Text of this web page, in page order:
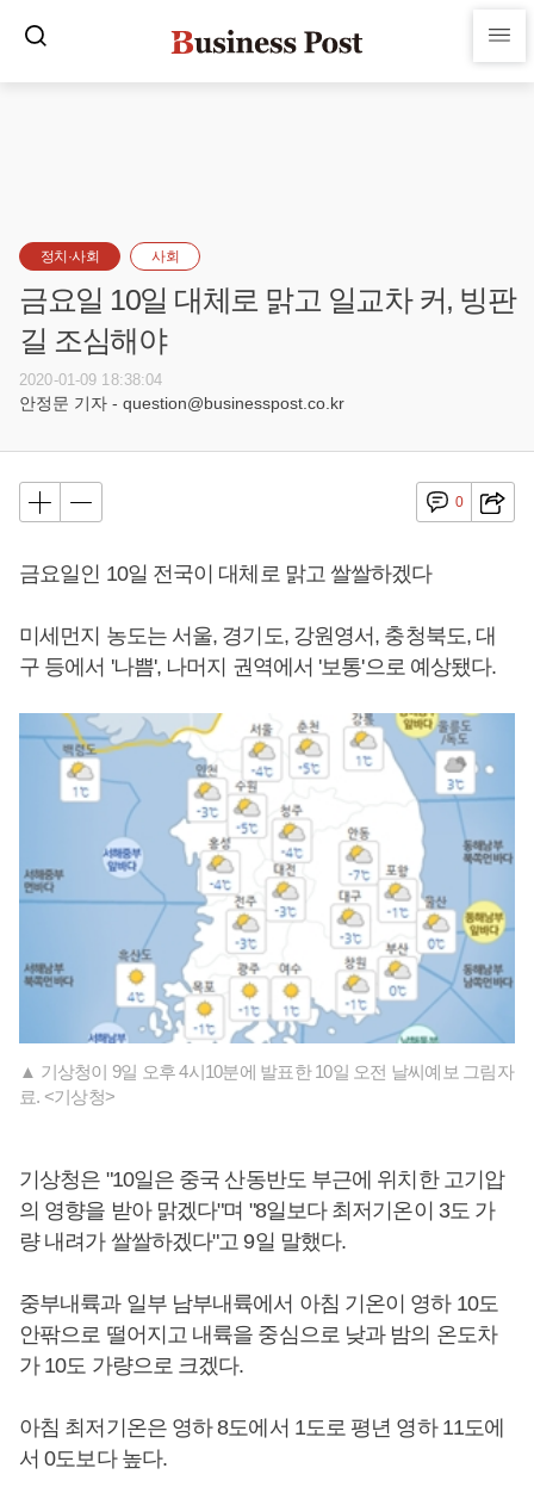
정치·사회 사회
금요일 10일 대체로 맑고 일교차 커, 빙판
길 조심해야
2020-01-09 18:38:04
안정문 기자 - question@businesspost.co.kr
0
금요일인 10일 전국이 대체로 맑고 쌀쌀하겠다
미세먼지 농도는 서울, 경기도, 강원영서, 충청북도, 대
구 등에서 '나쁨', 나머지 권역에서 '보통'으로 예상됐다.
▲ 기상청이 9일 오후 4시10분에 발표한 10일 오전 날씨예보 그림자
료. <기상청>
기상청은 "10일은 중국 산동반도 부근에 위치한 고기압
의 영향을 받아 맑겠다"며 "8일보다 최저기온이 3도 가
량 내려가 쌀쌀하겠다"고 9일 말했다.
중부내륙과 일부 남부내륙에서 아침 기온이 영하 10도
안팎으로 떨어지고 내륙을 중심으로 낮과 밤의 온도차
가 10도 가량으로 크겠다.
아침 최저기온은 영하 8도에서 1도로 평년 영하 11도에
서 0도보다 높다.